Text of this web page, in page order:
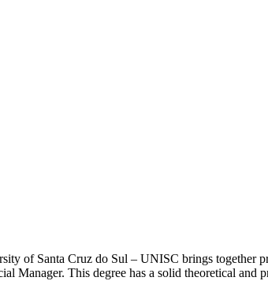
of Santa Cruz do Sul – UNISC brings together
Manager. This degree has a solid theoretical and